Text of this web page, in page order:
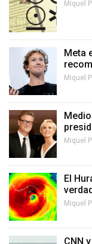
Miquel
Meta
Miquel
Miquel
El
Miquel
CNN